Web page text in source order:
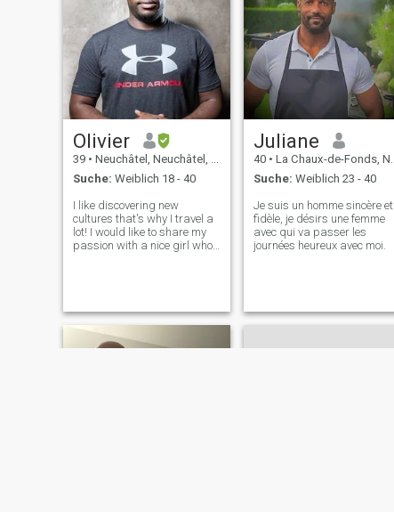
Olivier
39 • Neuchâtel, Neuchâtel, Schweiz
Suche: Weiblich 18 - 40
I like discovering new
cultures that's why I travel a
lot! I would like to share my
passion with a nice girl who
Juliane
40 • La Chaux-de-Fonds, Neuchâtel, Schweiz
Suche: Weiblich 23 - 40
Je suis un homme sincère et
fidèle, je désirs une femme
avec qui va passer les
journées heureux avec moi.